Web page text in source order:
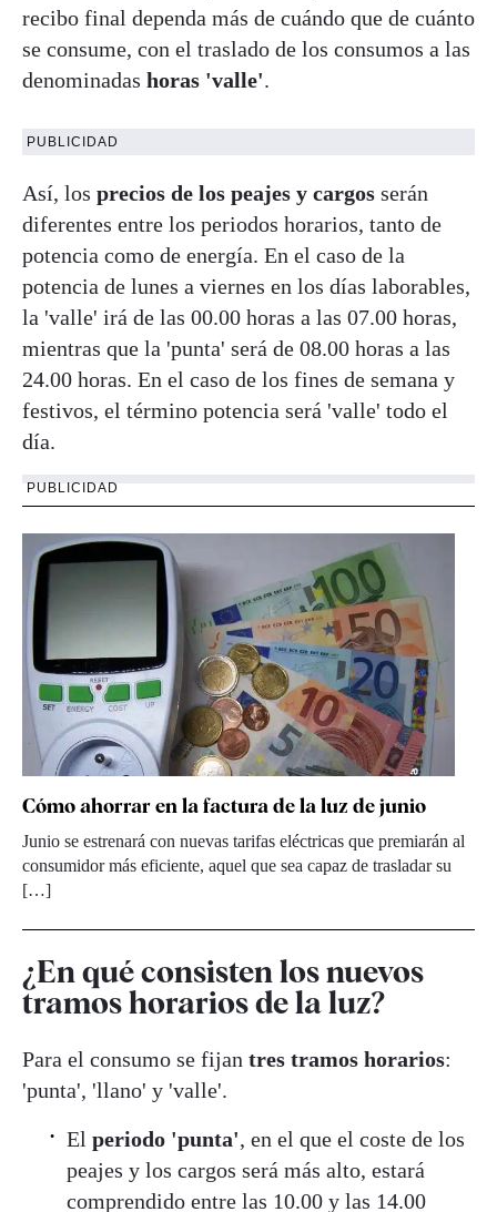
recibo final dependa más de cuándo que de cuánto
se consume, con el traslado de los consumos a las
denominadas horas 'valle'.
PUBLICIDAD
Así, los precios de los peajes y cargos serán
diferentes entre los periodos horarios, tanto de
potencia como de energía. En el caso de la
potencia de lunes a viernes en los días laborables,
la 'valle' irá de las 00.00 horas a las 07.00 horas,
mientras que la 'punta' será de 08.00 horas a las
24.00 horas. En el caso de los fines de semana y
festivos, el término potencia será 'valle' todo el
día.
PUBLICIDAD
Cómo ahorrar en la factura de la luz de junio
Junio se estrenará con nuevas tarifas eléctricas que premiarán al
consumidor más eficiente, aquel que sea capaz de trasladar su
[…]
¿En qué consisten los nuevos
tramos horarios de la luz?
Para el consumo se fijan tres tramos horarios:
'punta', 'llano' y 'valle'.
El periodo 'punta', en el que el coste de los
peajes y los cargos será más alto, estará
comprendido entre las 10.00 y las 14.00